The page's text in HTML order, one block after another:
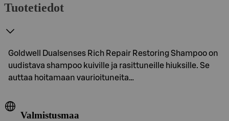
Tuotetiedot
Goldwell Dualsenses Rich Repair Restoring Shampoo on
uudistava shampoo kuiville ja rasittuneille hiuksille. Se
auttaa hoitamaan vaurioituneita…
Valmistusmaa